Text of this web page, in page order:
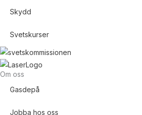
Skydd
Svetskurser
Om oss
Gasdepå
Jobba hos oss